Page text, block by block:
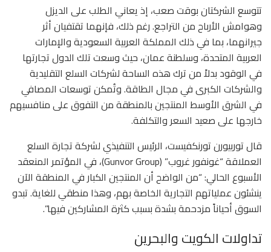
تتوسع الشركتان بوقت صعب، إذ يعاني الطلب على الديزل
وهوامش الأرباح من التراجع. رغم ذلك، فإنهما تقتفيان أثر
جيرانهما، بما في ذلك المملكة العربية السعودية والإمارات
العربية المتحدة، وسلطنة عمان، حيث وسعت تلك الدول تجارتها
في الوقود بدلاً من ترك هذه الساحة لشركات السلع التقليدية
والشركات الكبرى في مجال الطاقة. وتُمكن توسعات المصافي
في الشرق الأوسط المنتجين بالمنطقة من التفوق على منافسيهم
خارجها على صعيد السعر والتكلفة.
قال توربيورن تورنكفيست، الرئيس التنفيذي لشركة تجارة السلع
العملاقة “غونفور غروب” (Gunvor Group)، في المؤتمر المنعقد
الأسبوع الحالي: “من الواضح أن المنتجين الكبار في المنطقة الآن
ينشئون عملياتهم التجارية الخاصة بهم، وهذا منطقي للغاية. تبدو
السوق أحياناً مزدحمة بشدة بسبب كثرة المشاركين فيها”.
تداولات الكويت والبحرين